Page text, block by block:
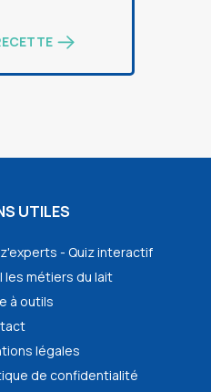
UTILES
- Quiz interactif
les métiers du lait
à outils
légales
de confidentialité